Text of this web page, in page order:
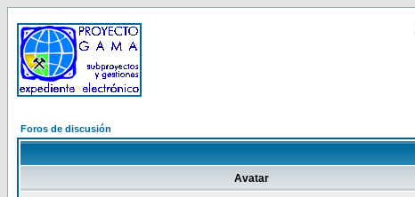
Foros de discusión
Avatar